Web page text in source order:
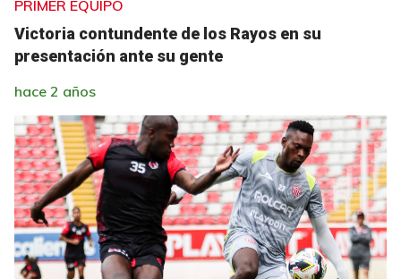
PRIMER EQUIPO
Victoria contundente de los Rayos en su
presentación ante su gente
hace 2 años